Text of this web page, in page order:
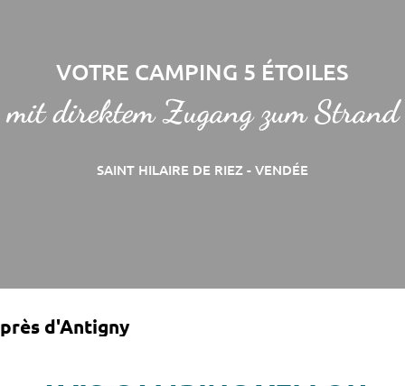
VOTRE CAMPING 5 ÉTOILES
mit direktem Zugang zum Strand
SAINT HILAIRE DE RIEZ - VENDÉE
près d'Antigny